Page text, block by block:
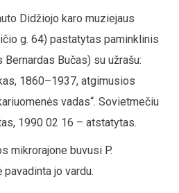
Didžiojo karo muziejaus
g. 64) pastatytas paminklinis
Bučas) su užrašu:
1860–1937, atgimusios
vadas“. Sovietmečiu
1990 02 16 – atstatytas.
mikrorajone buvusi P.
jo vardu.